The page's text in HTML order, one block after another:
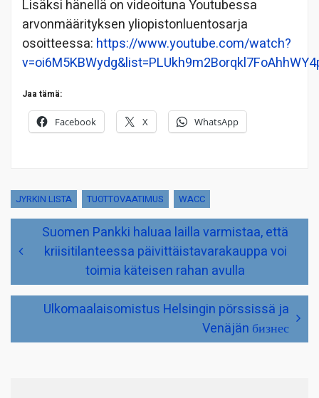
Lisäksi hänellä on videoituna Youtubessa
arvonmäärityksen yliopistonluentosarja
osoitteessa: https://www.youtube.com/watch?
Jaa tämä:
Facebook X WhatsApp
JYRKIN LISTA TUOTTOVAATIMUS WACC
ArtikkelienSuomen Pankki haluaa lailla varmistaa, että
kriisitilanteessa päivittäistavarakauppa voi
toimia käteisen rahan avulla
Ulkomaalaisomistus Helsingin pörssissä ja
Venäjän бизнес